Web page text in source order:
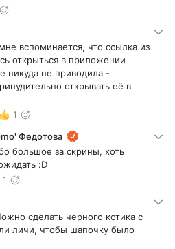
вспоминается, что ссылка из
открыться в приложении
никуда не приводила -
открывать её в
1
Федотова
большое за скрины, хоть
:D
1
сделать черного котика с
личи, чтобы шапочку было